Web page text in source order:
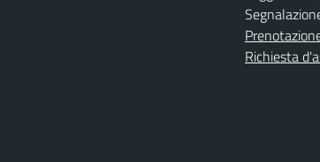
Richiesta